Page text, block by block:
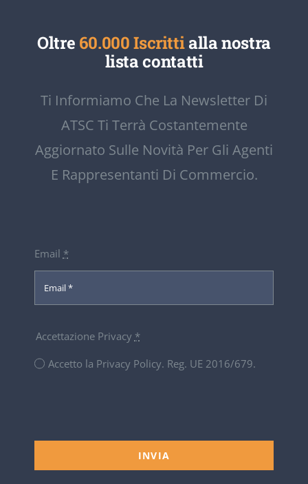
Oltre 60.000 Iscrittialla nostra
lista contatti
Ti Informiamo Che La Newsletter Di
ATSC Ti Terrà Costantemente
Aggiornato Sulle Novità Per Gli Agenti
E Rappresentanti Di Commercio.
Email *
Accettazione Privacy *
Accetto la Privacy Policy. Reg. UE 2016/679.
INVIA